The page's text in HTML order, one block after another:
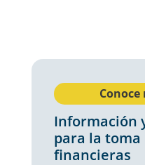
Información
para la toma
financieras